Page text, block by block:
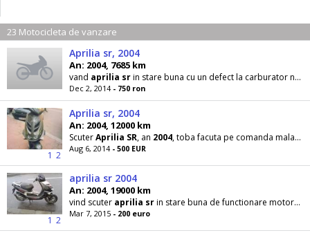
23 Motocicleta de vanzare
Aprilia sr, 2004
An: 2004, 7685 km
vand aprilia srin stare buna cu un defect la carburator nu este lovit
Dec 2, 2014 - 750 ron
1 2
Aprilia sr, 2004
An: 2004, 12000 km
ScuterAprilia SR, an 2004, toba facuta pe comanda malagutti, 49cm cubi, arata ca noua, 2locuri
Aug 6, 2014 - 500 EUR
1 2
aprilia sr 2004
An: 2004, 19000 km
vind scuter aprilia srin stare buna de functionare motorzare suzuki pe injectie mai multe detalii
Mar 7, 2015 - 200 euro